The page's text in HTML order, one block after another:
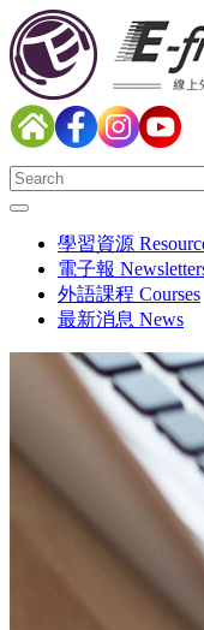
學習資源
電子報
外語課程 Courses
最新消息 News